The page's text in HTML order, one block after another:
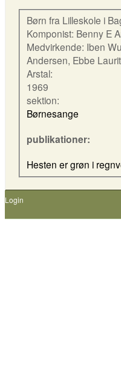
Børn fra Lilleskole i
Komponist: Benny E
Medvirkende: Iben
Andersen, Ebbe
Arstal:
1969
sektion:
Børnesange
publikationer:
Hesten er grøn i
Login